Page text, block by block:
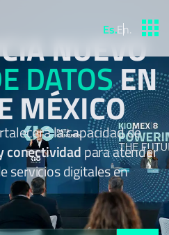
Es.En.
NUEVO
DATOSEN
MÉXICO
la capacidad de
conectividadpara atender
servicios digitales en